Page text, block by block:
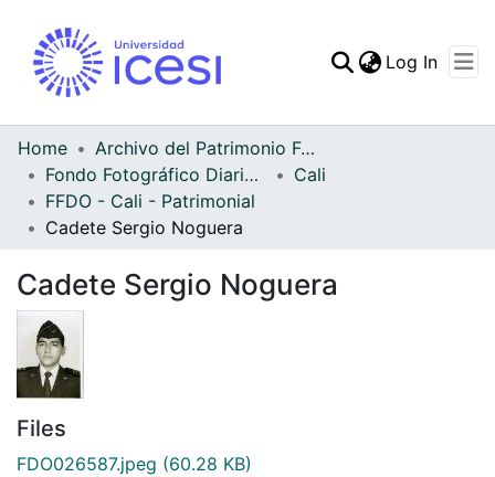
Statistics
Log In
Home
Archivo del Patrimonio Fotográfico y Fílmico del Valle del Cauca
Fondo Fotográfico Diario Occidente
Cali
FFDO - Cali - Patrimonial
Cadete Sergio Noguera
Cadete Sergio Noguera
Files
FDO026587.jpeg (60.28 KB)